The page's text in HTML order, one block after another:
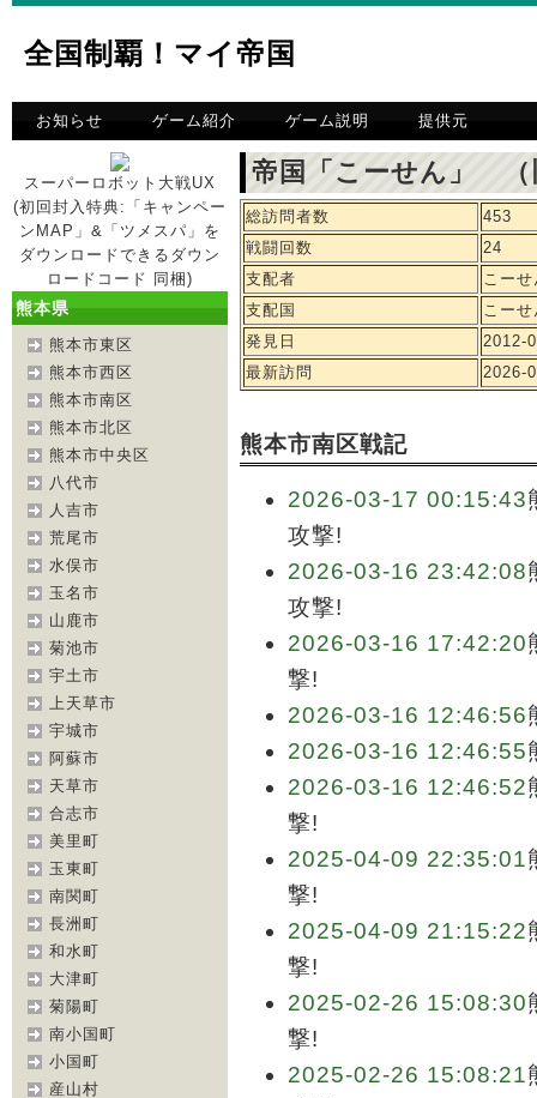
全国制覇！マイ帝国
お知らせ ゲーム紹介 ゲーム説明 提供元
スーパーロボット大戦UX
(初回封入特典:「キャンペー
ンMAP」&「ツメスパ」を
ダウンロードできるダウン
ロードコード 同梱)
熊本県
熊本市東区
熊本市西区
熊本市南区
熊本市北区
熊本市中央区
八代市
人吉市
荒尾市
水俣市
玉名市
山鹿市
菊池市
宇土市
上天草市
宇城市
阿蘇市
天草市
合志市
美里町
玉東町
南関町
長洲町
和水町
大津町
菊陽町
南小国町
小国町
産山村
帝国「こーせん」 （
総訪問者数
453
戦闘回数
24
支配者
こーせ
支配国
こーせ
発見日
2012-
最新訪問
2026-
熊本市南区戦記
2026-03-17 00:15:43
攻撃!
2026-03-16 23:42:08
攻撃!
2026-03-16 17:42:20
撃!
2026-03-16 12:46:56
2026-03-16 12:46:55
2026-03-16 12:46:52
撃!
2025-04-09 22:35:01
撃!
2025-04-09 21:15:22
撃!
2025-02-26 15:08:30
撃!
2025-02-26 15:08:21